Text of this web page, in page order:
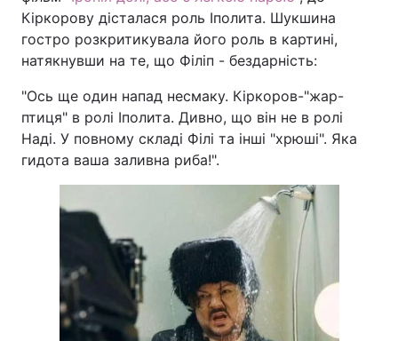
Кіркорову дісталася роль Іполита. Шукшина
гостро розкритикувала його роль в картині,
натякнувши на те, що Філіп - бездарність:
"Ось ще один напад несмаку. Кіркоров-"жар-
птиця" в ролі Іполита. Дивно, що він не в ролі
Наді. У повному складі Філі та інші "хрюші". Яка
гидота ваша заливна риба!".